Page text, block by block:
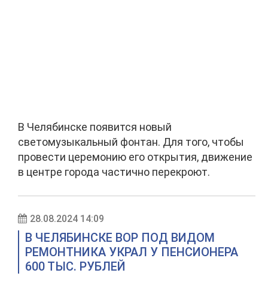
В Челябинске появится новый
светомузыкальный фонтан. Для того, чтобы
провести церемонию его открытия, движение
в центре города частично перекроют.
28.08.2024 14:09
В ЧЕЛЯБИНСКЕ ВОР ПОД ВИДОМ
РЕМОНТНИКА УКРАЛ У ПЕНСИОНЕРА
600 ТЫС. РУБЛЕЙ